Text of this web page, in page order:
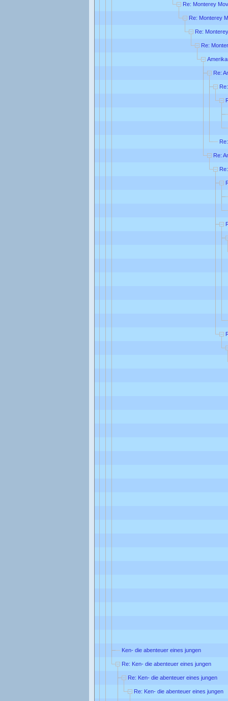
Re: Monterey
Re: Monterey
Re:
Re:
Re:
Re:
Ken- die abenteuer eines jungen
Re: Ken- die abenteuer eines jungen
Re: Ken- die abenteuer eines jungen
Re: Ken- die abenteuer eines jungen